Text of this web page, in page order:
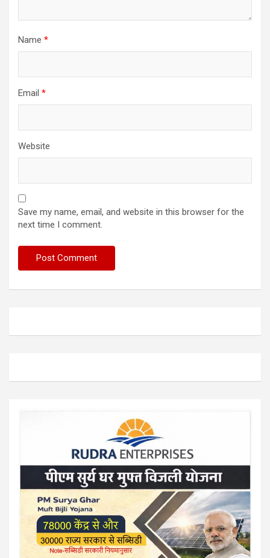
Name *
Email *
Website
Save my name, email, and website in this browser for the
next time I comment.